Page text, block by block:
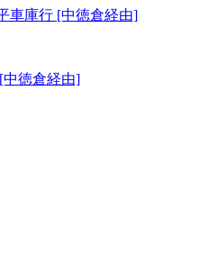
車庫行 [中徳倉経由]
中徳倉経由]